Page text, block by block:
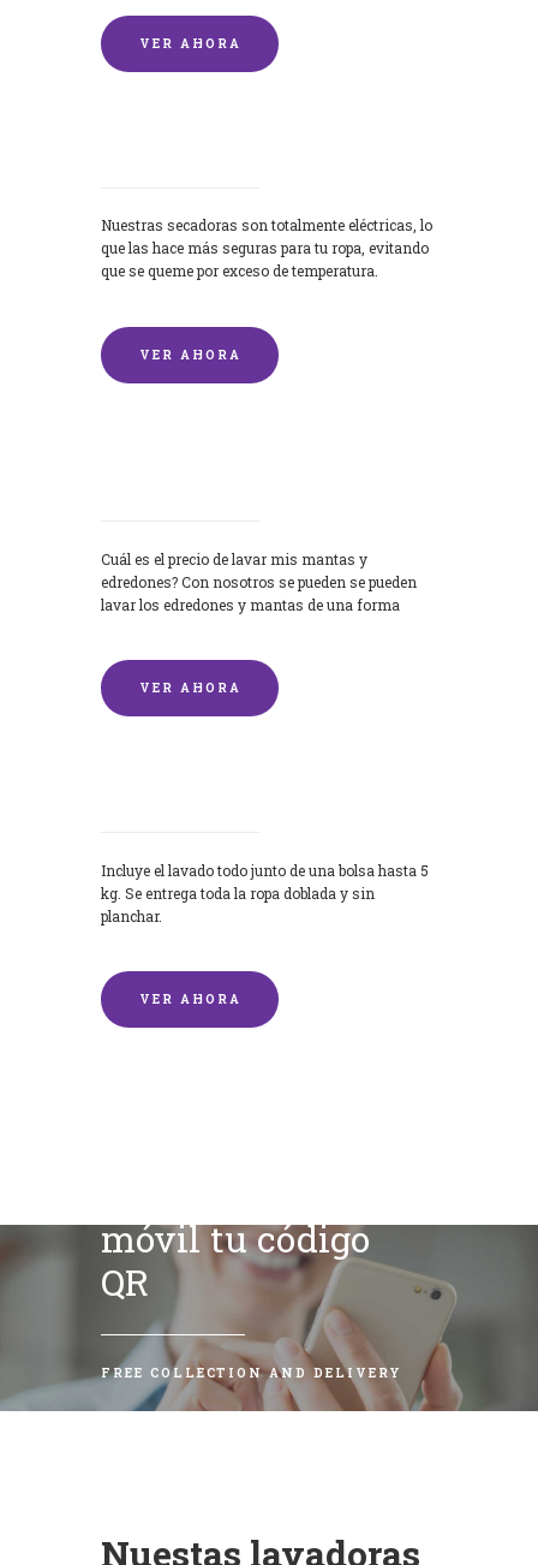
VER AHORA
Nuestras secadoras son totalmente eléctricas, lo
que las hace más seguras para tu ropa, evitando
que se queme por exceso de temperatura.
VER AHORA
Cuál es el precio de lavar mis mantas y
edredones? Con nosotros se pueden se pueden
lavar los edredones y mantas de una forma
VER AHORA
Incluye el lavado todo junto de una bolsa hasta 5
kg. Se entrega toda la ropa doblada y sin
planchar.
VER AHORA
móvil tu código
QR
FREE COLLECTION AND DELIVERY
Nuestas lavadoras